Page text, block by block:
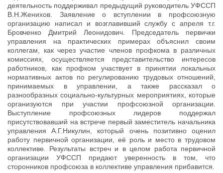
деятельность поддерживал предыдущий руководитель УФССП
В.Н.Женихов. Заявление о вступлении в профсоюзную
организацию написал и возглавивший службу с апреля т.г.
Бровченко Дмитрий Леонидович. Председатель первички
управления на практических примерах объяснил своим
коллегам, как через участие членов профкома в различных
комиссиях, осуществляется представительство интересов
работников, как профком участвует в принятии локальных
нормативных актов по регулированию трудовых отношений,
принимаемых в управлении, а также рассказал о
разнообразных социально-культурных мероприятиях, которые
организуются при участии профсоюзной организации.
Выступление профсоюзных лидеров поддержал
присутствовавший на встрече первый заместитель начальника
управления А.Г.Никулин, который очень позитивно оценил
работу первичной организации, её роль и место в трудовом
коллективе. Результаты встреч и в целом работа первичной
организации УФССП придают уверенность в том, что
сторонников профсоюза в коллективе управления прибавится.